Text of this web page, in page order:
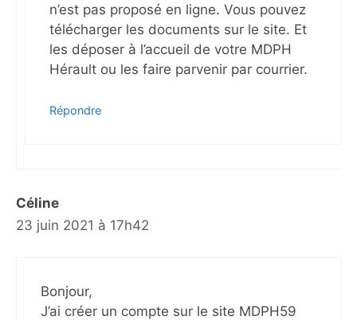
n’est pas proposé en ligne. Vous pouvez
télécharger les documents sur le site. Et
les déposer à l’accueil de votre MDPH
Hérault ou les faire parvenir par courrier.
Répondre
Céline
23 juin 2021 à 17h42
Bonjour,
J’ai créer un compte sur le site MDPH59